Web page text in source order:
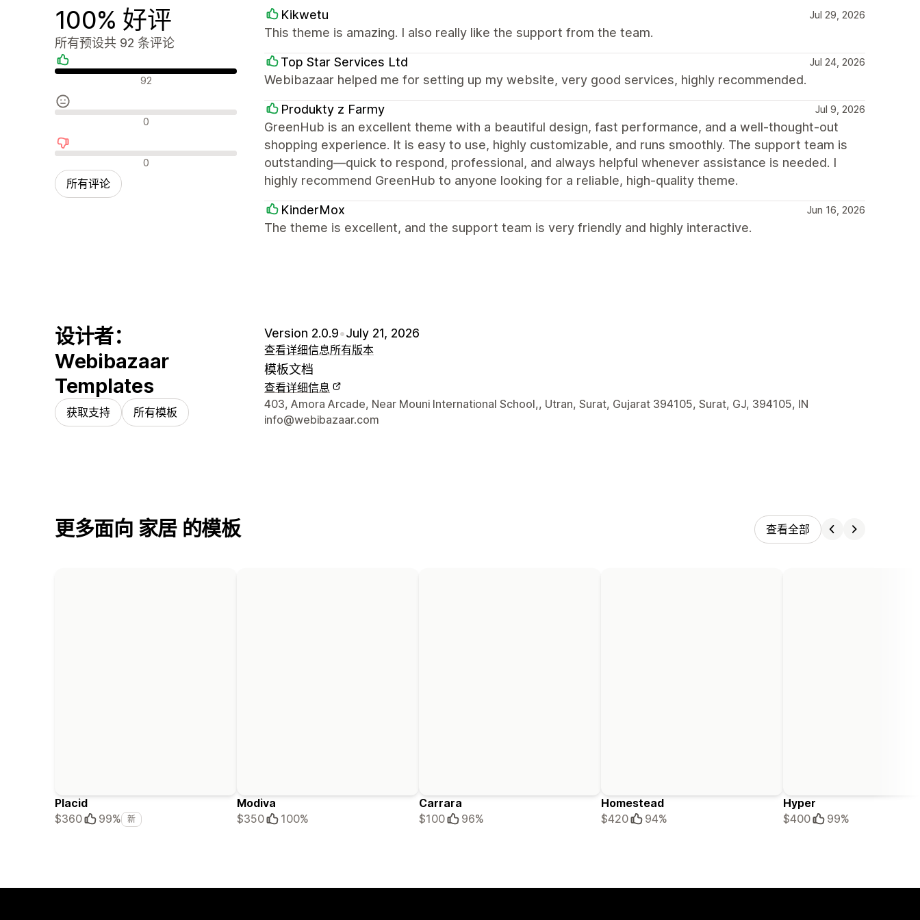
100% 好评
所有预设共 92 条评论
好评 92
中评 0
差评 0
所有评论
Kikwetu Jul 29, 2026
This theme is amazing. I also really like the support from the team.
Top Star Services Ltd Jul 24, 2026
Webibazaar helped me for setting up my website, very good services, highly recommended.
Produkty z Farmy Jul 9, 2026
GreenHub is an excellent theme with a beautiful design, fast performance, and a well-thought-out
shopping experience. It is easy to use, highly customizable, and runs smoothly. The support team is
outstanding—quick to respond, professional, and always helpful whenever assistance is needed. I
highly recommend GreenHub to anyone looking for a reliable, high-quality theme.
KinderMox Jun 16, 2026
The theme is excellent, and the support team is very friendly and highly interactive.
设计者：
Webibazaar
Templates
获取支持 所有模板
Version 2.0.9•July 21, 2026
查看详细信息所有版本
模板文档
查看详细信息
设计师联系方式
403, Amora Arcade, Near Mouni International School,, Utran, Surat, Gujarat 394105, Surat, GJ, 394105, IN
info@webibazaar.com
更多面向 家居 的模板 查看全部
Placid
$360
99% 新
Modiva
$350
100%
Carrara
$100
96%
Homestead
$420
94%
Hyper
$400
99%